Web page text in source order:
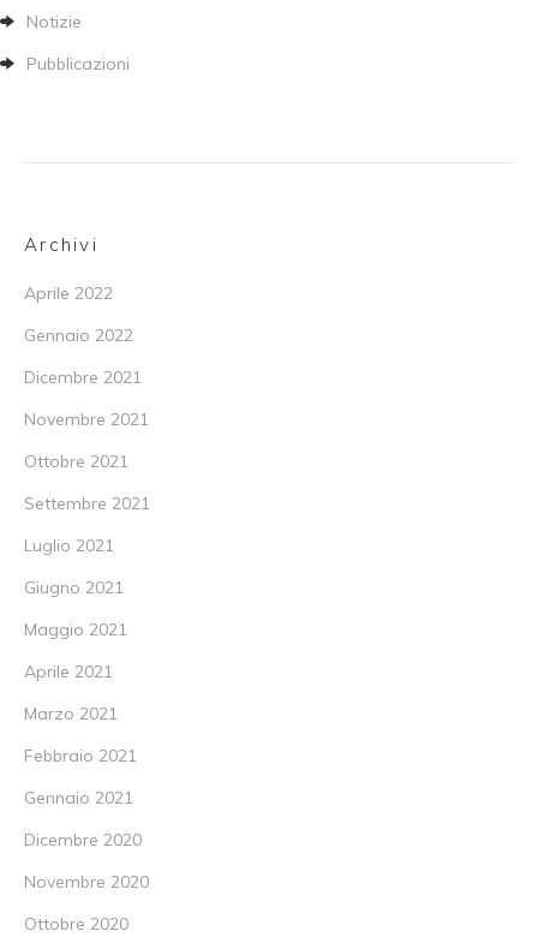
Notizie
Pubblicazioni
Archivi
Aprile 2022
Gennaio 2022
Dicembre 2021
Novembre 2021
Ottobre 2021
Settembre 2021
Luglio 2021
Giugno 2021
Maggio 2021
Aprile 2021
Marzo 2021
Febbraio 2021
Gennaio 2021
Dicembre 2020
Novembre 2020
Ottobre 2020